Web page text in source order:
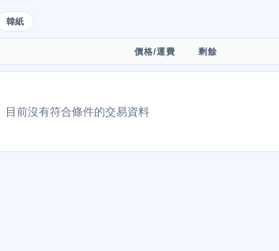
韓紙
價格/運費 剩餘
目前沒有符合條件的交易資料